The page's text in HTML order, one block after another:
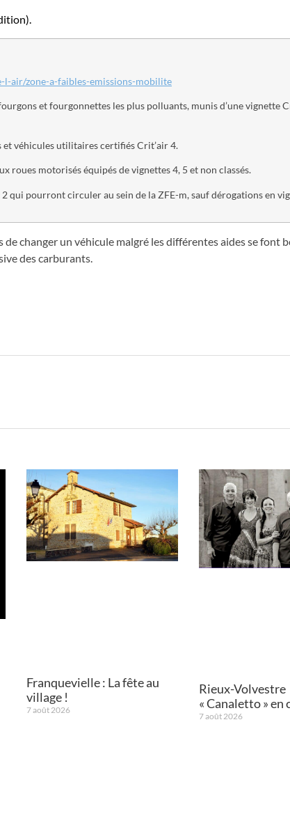
air/zone-a-faibles-emissions-mobilite
et fourgonnettes les plus polluants, munis d’une vignette
véhicules utilitaires certifiés Crit’air 4.
motorisés équipés de vignettes 4, 5 et non classés.
qui pourront circuler au sein de la ZFE-m, sauf dérogations en
changer un véhicule malgré les différentes aides se font
des carburants.
Franquevielle : La fête au
village !
7 août 2026
Rieux-Volvestre
« Canaletto » en
7 août 2026